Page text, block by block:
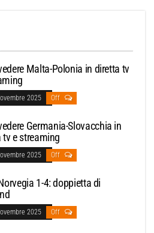
Malta-Polonia in diretta tv
2025 Off
Germania-Slovacchia in
tv e streaming
2025 Off
1-4: doppietta di
2025 Off